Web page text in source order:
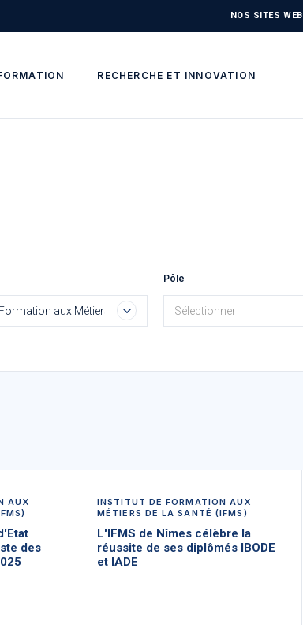
RECHERCHE ET INNOVATION
NOS SITES WEB
aux Métiers de la Santé (IFMS)
Pôle
Sélectionner
AUX
des
INSTITUT DE FORMATION AUX
MÉTIERS DE LA SANTÉ (IFMS)
L'IFMS de Nîmes célèbre la
réussite de ses diplômés IBODE
et IADE